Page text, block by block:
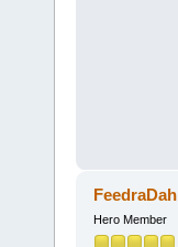
FeedraDah
Hero Member